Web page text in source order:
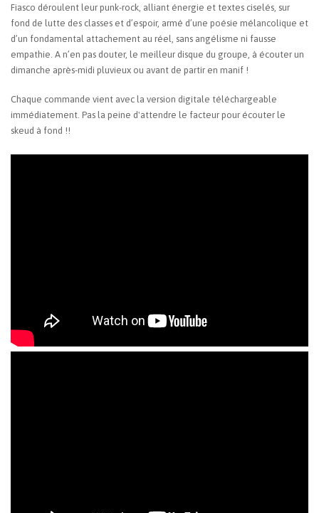
Fiasco déroulent leur punk-rock, alliant énergie et textes ciselés, sur
fond de lutte des classes et d’espoir, armé d’une poésie mélancolique et
d’un fondamental attachement au réel, sans angélisme ni fausse
empathie. A n’en pas douter, le meilleur disque du groupe, à écouter un
dimanche après-midi pluvieux ou avant de partir en manif !
Chaque commande vient avec la version digitale téléchargeable
immédiatement. Pas la peine d'attendre le facteur pour écouter le
skeud à fond !!